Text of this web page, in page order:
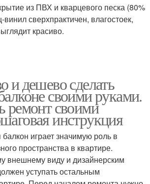
из ПВХ и кварцевого песка (80%
винил сверхпрактичен, влагостоек,
красиво.
и дешево сделать
своими руками.
ремонт своими
инструкция
играет значимую роль в
пространства в квартире.
внешнему виду и дизайнерским
уступать остальным